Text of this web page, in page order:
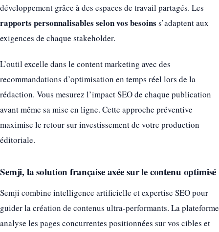
développement grâce à des espaces de travail partagés. Les
rapports personnalisables selon vos besoins s’adaptent aux
exigences de chaque stakeholder.
L’outil excelle dans le content marketing avec des
recommandations d’optimisation en temps réel lors de la
rédaction. Vous mesurez l’impact SEO de chaque publication
avant même sa mise en ligne. Cette approche préventive
maximise le retour sur investissement de votre production
éditoriale.
Semji, la solution française axée sur le contenu optimisé
Semji combine intelligence artificielle et expertise SEO pour
guider la création de contenus ultra-performants. La plateforme
analyse les pages concurrentes positionnées sur vos cibles et